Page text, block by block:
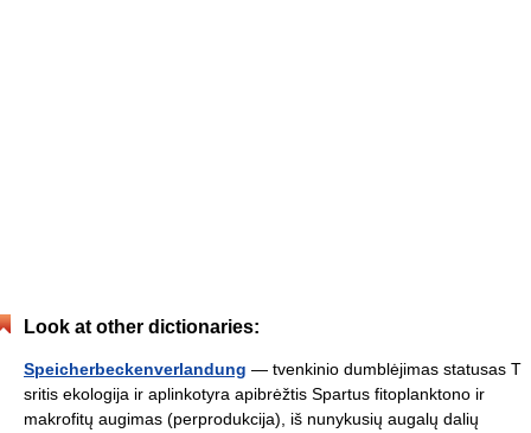
Look at other dictionaries:
Speicherbeckenverlandung — tvenkinio dumblėjimas statusas T
sritis ekologija ir aplinkotyra apibrėžtis Spartus fitoplanktono ir
makrofitų augimas (perprodukcija), iš nunykusių augalų dalių